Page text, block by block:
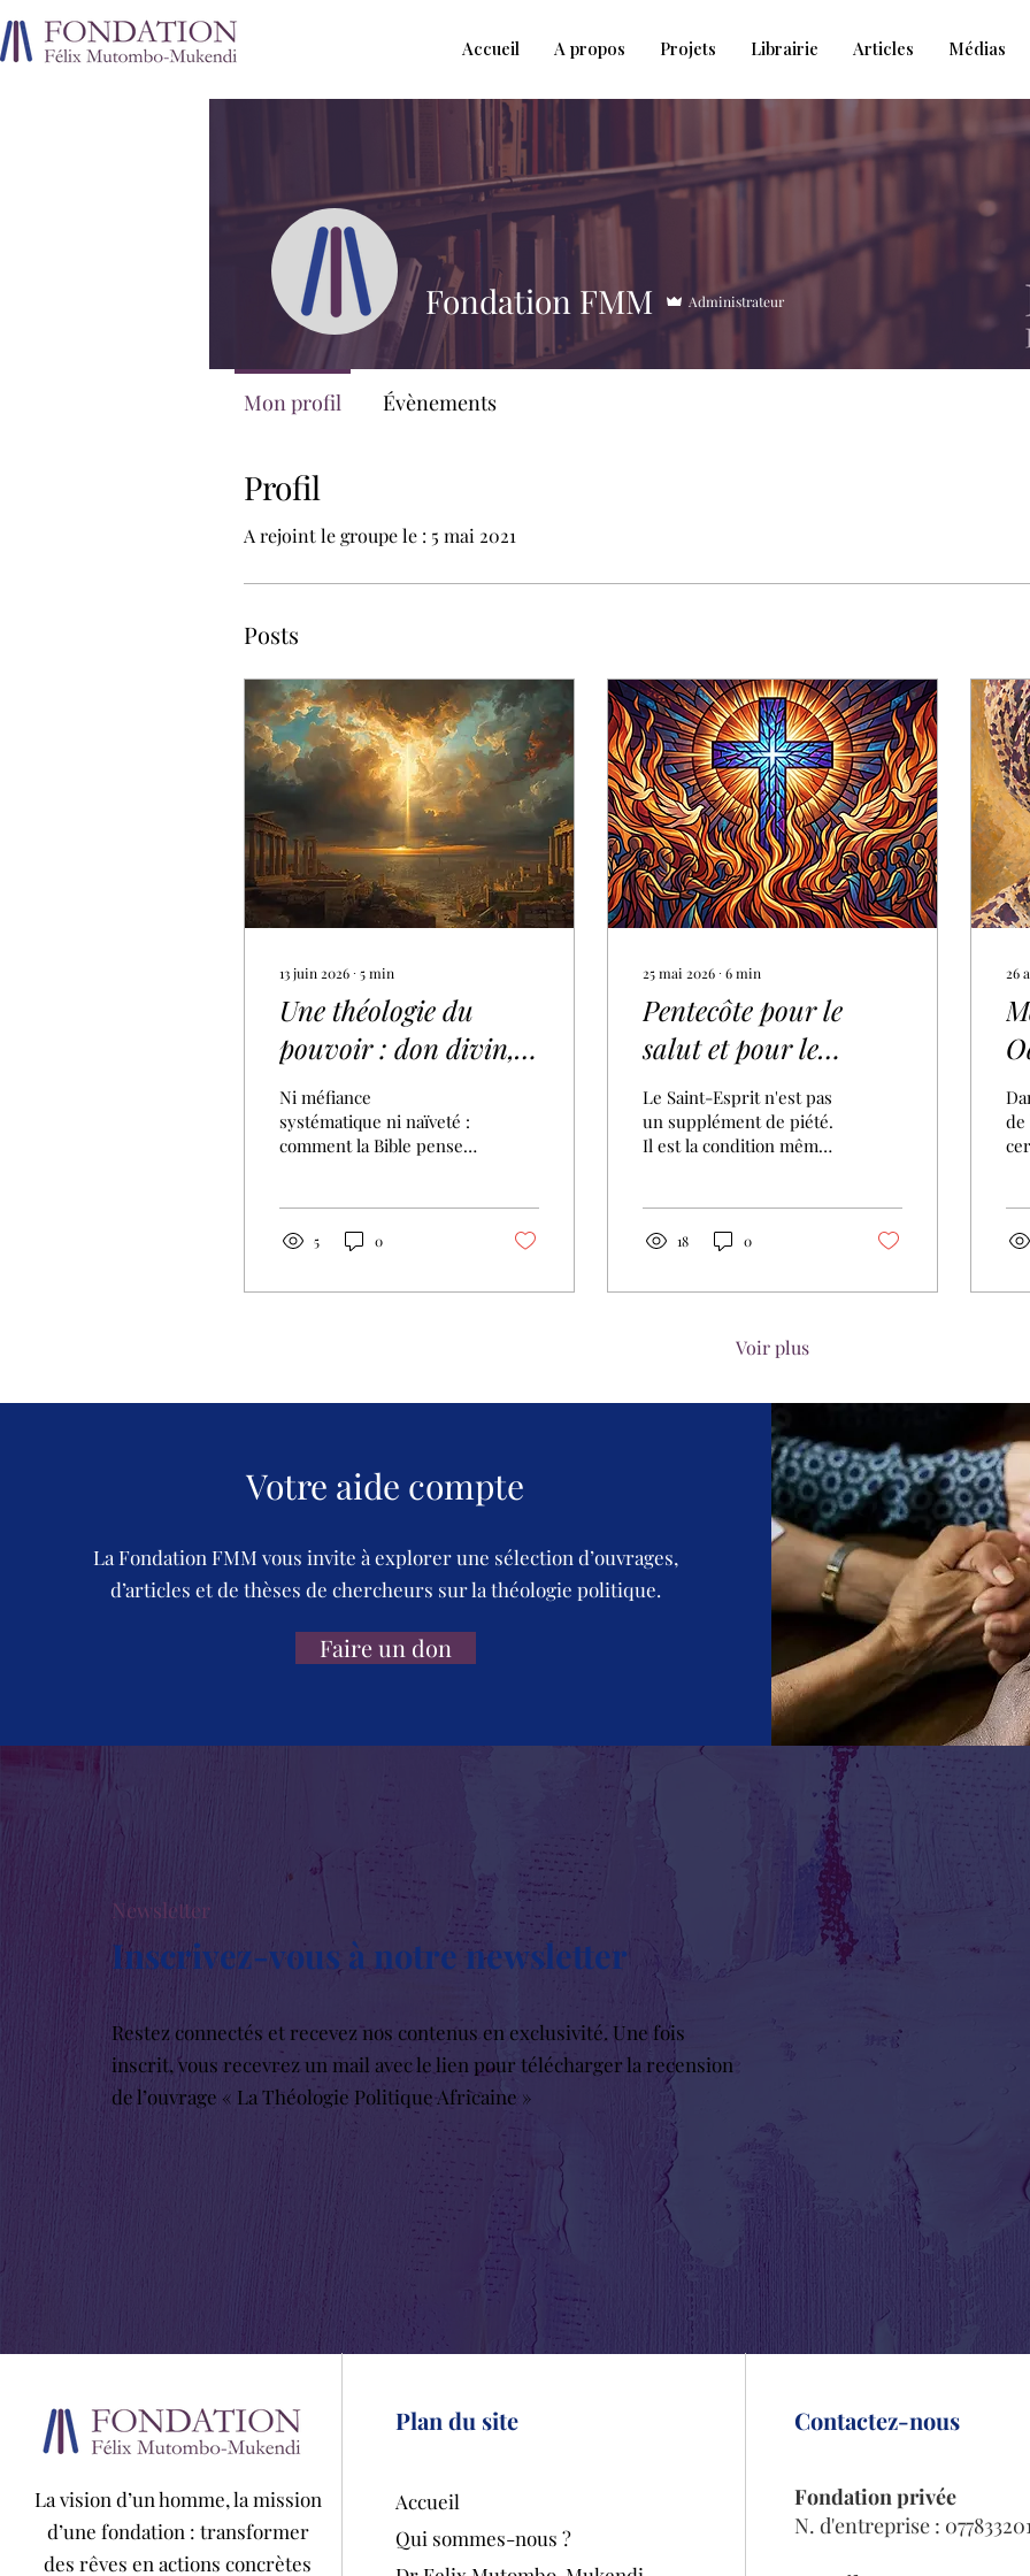
Accueil A propos Projets Librairie Articles Médias
Profil
A rejoint le groupe le : 5 mai 2021
Posts
13 juin 2026 ∙ 5min
Une théologie du
pouvoir : don divin,
risque humain
Ni méfiance
systématique ni naïveté :
comment la Bible pense-
Power (Pennington &
Tank / Christian Aid,
5 0
25 mai 2026 ∙ 6min
Pentecôte pour le
salut et pour le
service
Le Saint-Esprit n'est pas
un supplément de piété.
Il est la condition même
service. Une réflexion
prédication du
Mutombo-Mukendi.
18 0
26
de
du
Voir plus
Fondation FMM Administrateur
Mon profil Évènements
Votre aide compte
La Fondation FMM vous invite à explorer une sélection d’ouvrages,
d’articles et de thèses de chercheurs sur la théologie politique.
Faire un don
Newsletter
Inscrivez-vous à notre newsletter
Restez connectés et recevez nos contenus en exclusivité. Une fois
inscrit, vous recevrez un mail avec le lien pour télécharger la recension
de l’ouvrage « La Théologie Politique Africaine »
Plan du site Contactez-nous
Fondation privée
N. d'entreprise : 077833201
Accueil
Qui sommes-nous ?
La vision d’un homme, la mission
d’une fondation : transformer
des rêves en actions concrètes